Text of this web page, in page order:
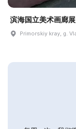
滨海国立美术画廊
Primorskiy kray, g.